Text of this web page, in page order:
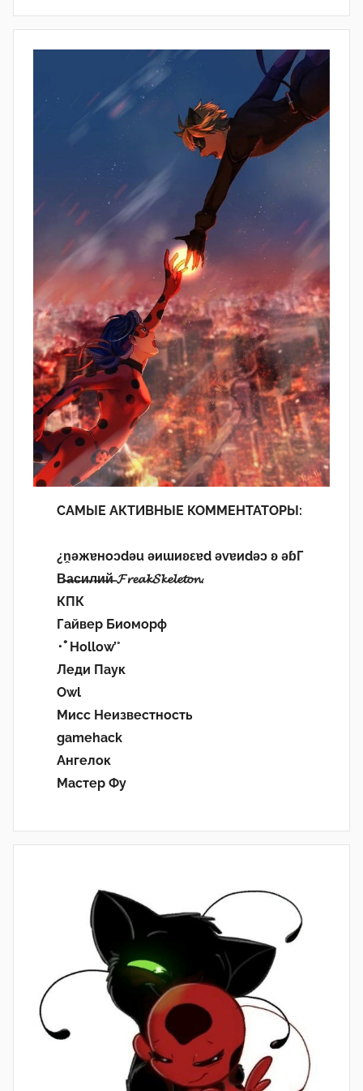
САМЫЕ АКТИВНЫЕ КОММЕНТАТОРЫ:
¿n̯ǝжɐноɔdǝu ǝиɯиʚεɐd ǝvɐиdǝɔ ʚ ǝɓГ
В̶а̶с̶и̶л̶и̶й̶ 𝓕𝓻𝓮𝓪𝓴𝓢𝓴𝓮𝓵𝓮𝓽𝓸𝓷.
КПК
Гайвер Биоморф
･ﾟHollow’°
Леди Паук
Owl
Мисс Неизвестность
gamehack
Ангелок
Мастер Фу